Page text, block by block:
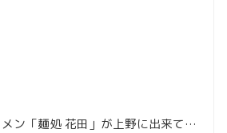
池袋の絶品味噌ラーメン「麺処 花田」が上野に出来ていた